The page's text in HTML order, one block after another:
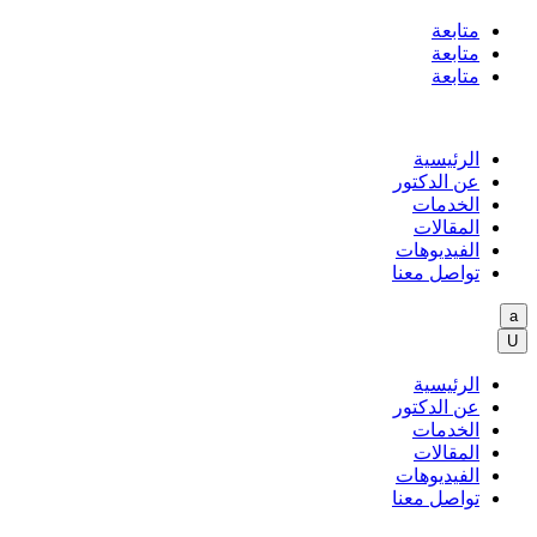
متابعة
متابعة
متابعة
الرئيسية
عن الدكتور
الخدمات
المقالات
الفيديوهات
تواصل معنا
a
U
الرئيسية
عن الدكتور
الخدمات
المقالات
الفيديوهات
تواصل معنا